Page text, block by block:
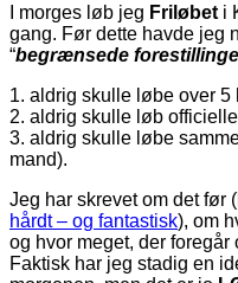
I morges løb jeg Friløbet i
gang. Før dette havde jeg
“begrænsede
1. aldrig skulle løbe over 5
2. aldrig skulle løb
3. aldrig skulle løbe
mand).
Jeg har skrevet om det
hårdt – og fantastisk), om
og hvor meget, der
Faktisk har jeg stadig en